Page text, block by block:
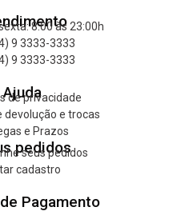
8:00 às 23:00h
9 3333-3333
9 3333-3333
Ajuda
de privacidade
devolução e trocas
e Prazos
pedidos
seus pedidos
cadastro
Pagamento